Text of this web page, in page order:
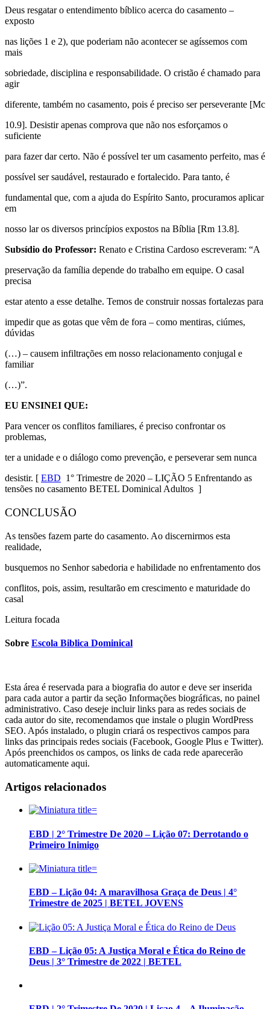
Deus resgatar o entendimento bíblico acerca do casamento –
exposto
nas lições 1 e 2), que poderiam não acontecer se agíssemos com
mais
sobriedade, disciplina e responsabilidade. O cristão é chamado para
agir
diferente, também no casamento, pois é preciso ser perseverante [Mc
10.9]. Desistir apenas comprova que não nos esforçamos o
suficiente
para fazer dar certo. Não é possível ter um casamento perfeito, mas é
possível ser saudável, restaurado e fortalecido. Para tanto, é
fundamental que, com a ajuda do Espírito Santo, procuramos aplicar
em
nosso lar os diversos princípios expostos na Bíblia [Rm 13.8].
Subsídio do Professor: Renato e Cristina Cardoso escreveram: “A
preservação da família depende do trabalho em equipe. O casal
precisa
estar atento a esse detalhe. Temos de construir nossas fortalezas para
impedir que as gotas que vêm de fora – como mentiras, ciúmes,
dúvidas
(…) – causem infiltrações em nosso relacionamento conjugal e
familiar
(…)”.
EU ENSINEI QUE:
Para vencer os conflitos familiares, é preciso confrontar os
problemas,
ter a unidade e o diálogo como prevenção, e perseverar sem nunca
desistir. [ EBD 1° Trimestre de 2020 – LIÇÃO 5 Enfrentando as
tensões no casamento BETEL Dominical Adultos ]
CONCLUSÃO
As tensões fazem parte do casamento. Ao discernirmos esta
realidade,
busquemos no Senhor sabedoria e habilidade no enfrentamento dos
conflitos, pois, assim, resultarão em crescimento e maturidade do
casal
Leitura focada
Sobre Escola Biblica Dominical
Esta área é reservada para a biografia do autor e deve ser inserida
para cada autor a partir da seção Informações biográficas, no painel
administrativo. Caso deseje incluir links para as redes sociais de
cada autor do site, recomendamos que instale o plugin WordPress
SEO. Após instalado, o plugin criará os respectivos campos para
links das principais redes sociais (Facebook, Google Plus e Twitter).
Após preenchidos os campos, os links de cada rede aparecerão
automaticamente aqui.
Artigos relacionados
EBD | 2° Trimestre De 2020 – Lição 07: Derrotando o
Primeiro Inimigo
EBD – Lição 04: A maravilhosa Graça de Deus | 4°
Trimestre de 2025 | BETEL JOVENS
EBD – Lição 05: A Justiça Moral e Ética do Reino de
Deus | 3° Trimestre de 2022 | BETEL